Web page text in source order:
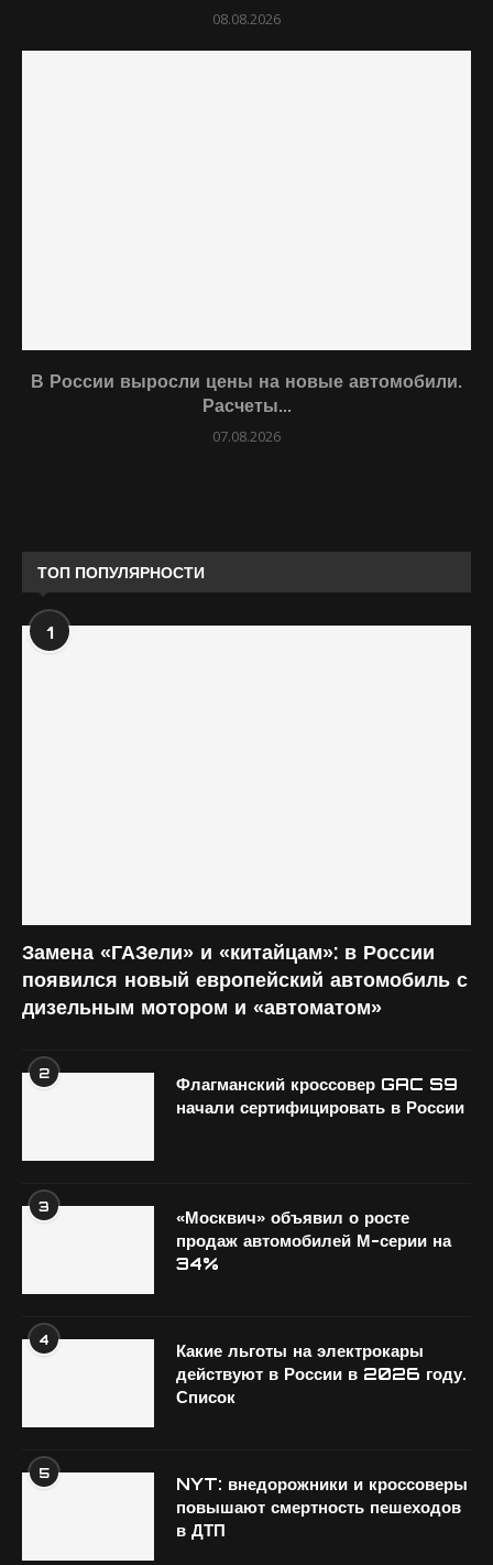
08.08.2026
В России выросли цены на новые автомобили.
Расчеты...
07.08.2026
ТОП ПОПУЛЯРНОСТИ
1
Замена «ГАЗели» и «китайцам»: в России
появился новый европейский автомобиль с
дизельным мотором и «автоматом»
2
Флагманский кроссовер GAC S9
начали сертифицировать в России
3
«Москвич» объявил о росте
продаж автомобилей М-серии на
34%
4
Какие льготы на электрокары
действуют в России в 2026 году.
Список
5
NYT: внедорожники и кроссоверы
повышают смертность пешеходов
в ДТП